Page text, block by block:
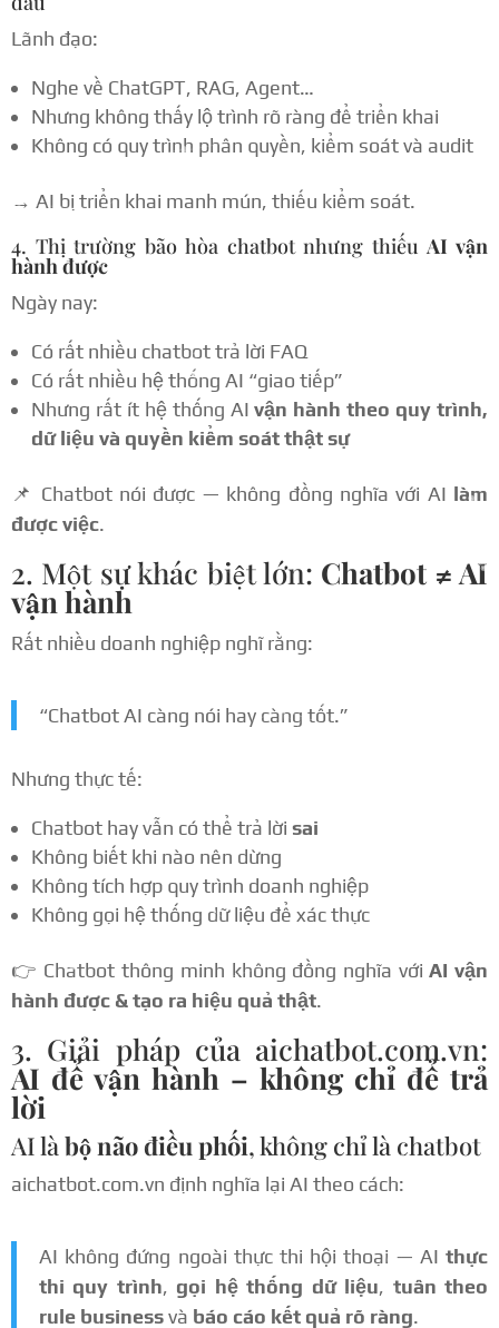
Lãnh đạo:
Nghe về ChatGPT, RAG, Agent…
Nhưng không thấy lộ trình rõ ràng để triển khai
Không có quy trình phân quyền, kiểm soát và audit
→ AI bị triển khai manh mún, thiếu kiểm soát.
4. Thị trường bão hòa chatbot nhưng thiếuAI vận
hành được
Ngày nay:
Có rất nhiều chatbot trả lời FAQ
Có rất nhiều hệ thống AI “giao tiếp”
Nhưng rất ít hệ thống AIvận hành theo quy trình,
dữ liệu và quyền kiểm soát thật sự
📌 Chatbot nói được — không đồng nghĩa với AI làm
được việc.
2. Một sự khác biệt lớn: Chatbot ≠ AI
vận hành
Rất nhiều doanh nghiệp nghĩ rằng:
“Chatbot AI càng nói hay càng tốt.”
Nhưng thực tế:
Chatbot hay vẫn có thể trả lời sai
Không biết khi nào nên dừng
Không tích hợp quy trình doanh nghiệp
Không gọi hệ thống dữ liệu để xác thực
👉 Chatbot thông minh không đồng nghĩa vớiAI vận
hành được & tạo ra hiệu quả thật.
3. Giải pháp của aichatbot.com.vn:
AI để vận hành – không chỉ để trả
lời
AI làbộ não điều phối, không chỉ là chatbot
aichatbot.com.vn định nghĩa lại AI theo cách:
AI không đứng ngoài thực thi hội thoại — AI thực
thi quy trình, gọi hệ thống dữ liệu, tuân theo
rule businessvà báo cáo kết quả rõ ràng.